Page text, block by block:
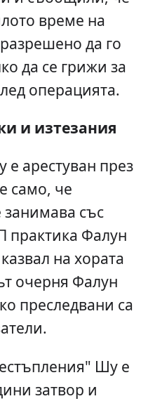
време на
да го
да се грижи за
операцията.
и изтезания
арестуван през
само, че
със
практика Фалун
на хората
очерня Фалун
преследвани са
Шу е
затвор и